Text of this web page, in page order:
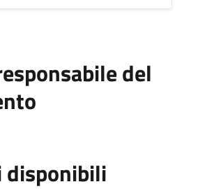
del
disponibili